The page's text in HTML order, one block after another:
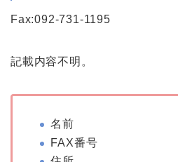
Fax:092-731-1195
記載内容不明。
名前
FAX番号